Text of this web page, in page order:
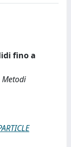
fino a
Metodi